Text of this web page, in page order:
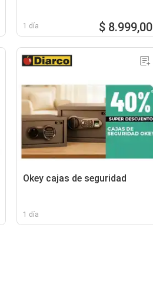
1 día $ 8.999,00
Okey cajas de seguridad
1 día